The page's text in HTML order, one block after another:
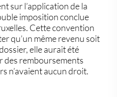
sur l’application de la
imposition conclue
Cette convention
qu’un même revenu soit
elle aurait été
remboursements
n’avaient aucun droit.